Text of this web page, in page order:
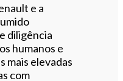
e a
diligência
humanos e
mais elevadas
com